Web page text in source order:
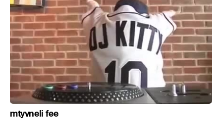
mtyvneli fee